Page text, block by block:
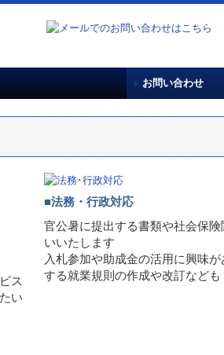
業支援
政対応
代行
係の皆様へ
続のご相談
お問い合わせ
プライバシーポ
ス
い
■法務・行政対応
官公暑に提出する書類や社会保
いいたします
入札参加や助成金の活用に興味
する就業規則の作成や改訂など